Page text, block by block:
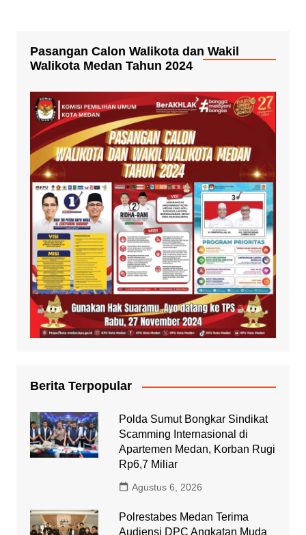
Pasangan Calon Walikota dan Wakil
Walikota Medan Tahun 2024
Berita Terpopular
Polda Sumut Bongkar Sindikat
Scamming Internasional di
Apartemen Medan, Korban Rugi
Rp6,7 Miliar
Agustus 6, 2026
Polrestabes Medan Terima
Audiensi DPC Angkatan Muda